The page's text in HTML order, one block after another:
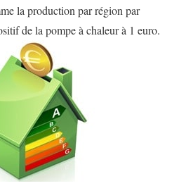
la production par région par
de la pompe à chaleur à 1 euro.